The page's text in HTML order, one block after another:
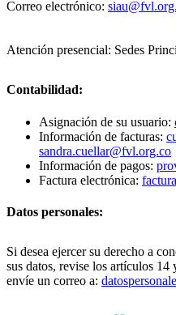
Correo electrónico:
Atención presencial: Sedes
Contabilidad:
Asignación de su usuario:
Información de facturas:
sandra.cuellar@fvl.org.co
Información de pagos:
Factura electrónica:
Datos personales:
Si desea ejercer su derecho a
sus datos, revise los artículos
envíe un correo a: